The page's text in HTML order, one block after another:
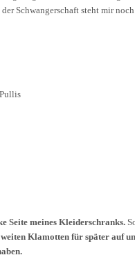
Schwangerschaft steht mir
Seite meines Kleiderschranks.
Klamotten für später auf